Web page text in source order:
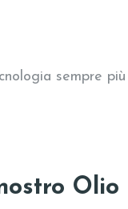
sempre
Olio